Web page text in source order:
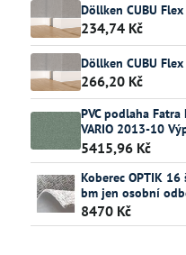
Döllken CUBU
234,74 Kč
Döllken CUBU
266,20 Kč
PVC podlaha Fatra
VARIO 2013-10
5415,96 Kč
Koberec OPTIK
bm jen osobní
8470 Kč